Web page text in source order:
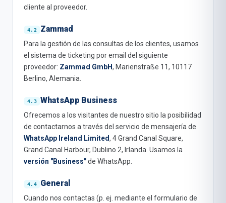
cliente al proveedor.
Zammad
Para la gestión de las consultas de los clientes, usamos
el sistema de ticketing por email del siguiente
proveedor: Zammad GmbH, Marienstraße 11, 10117
Berlino, Alemania.
WhatsApp Business
Ofrecemos a los visitantes de nuestro sitio la posibilidad
de contactarnos a través del servicio de mensajería de
WhatsApp Ireland Limited, 4 Grand Canal Square,
Grand Canal Harbour, Dublino 2, Irlanda. Usamos la
versión "Business"de WhatsApp.
General
Cuando nos contactas (p. ej. mediante el formulario de